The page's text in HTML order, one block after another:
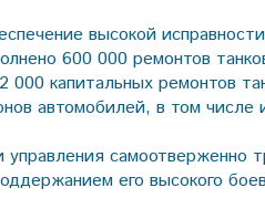
высокой
600 000 ремонтов
капитальных ремонтов
автомобилей, в том числе
самоотверженно
его высокого